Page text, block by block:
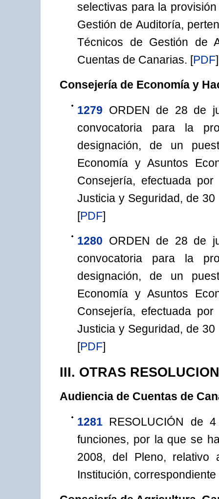
selectivas para la
Gestión de Auditoría,
Técnicos de Gestión de
Cuentas de Canarias. [PDF]
Consejería de Economía y
1279 ORDEN de 28 de
convocatoria para la
designación, de un
Economía y Asuntos
Consejería, efectuada
Justicia y Seguridad, de
[PDF]
1280 ORDEN de 28 de
convocatoria para la
designación, de un
Economía y Asuntos
Consejería, efectuada
Justicia y Seguridad, de
[PDF]
III. OTRAS
Audiencia de Cuentas de
1281 RESOLUCIÓN de
funciones, por la que se
2008, del Pleno,
Institución,